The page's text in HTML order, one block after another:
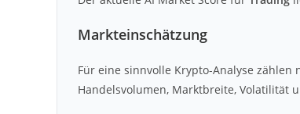
Markteinschätzung
Für eine sinnvolle Krypto-Analyse
Handelsvolumen, Marktbreite, Volatilität